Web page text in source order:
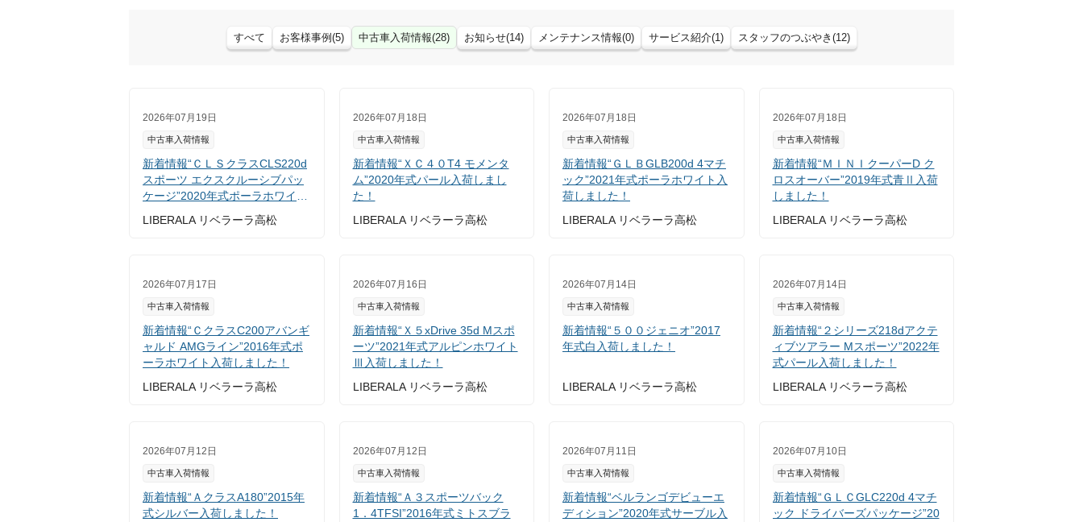
すべて お客様事例 (5) 中古車入荷情報(28) お知らせ(14) メンテナンス情報(0) サービス紹介(1) スタッフのつぶやき (12)
2026年07月19日
中古車入荷情報
新着情報“ＣＬＳクラスCLS220d
スポーツ エクスクルーシブパッ
ケージ”2020年式ポーラホワイト
LIBERALA リベラーラ高松
2026年07月18日
中古車入荷情報
新着情報“ＸＣ４０T4 モメンタ
ム”2020年式パール入荷しまし
た！
LIBERALA リベラーラ高松
2026年07月18日
中古車入荷情報
新着情報“ＧＬＢGLB200d 4マチ
ック”2021年式ポーラホワイト入
荷しました！
LIBERALA リベラーラ高松
2026年07月18日
中古車入荷情報
新着情報“ＭＩＮＩクーパーD ク
ロスオーバー”2019年式青Ⅱ入荷
しました！
LIBERALA リベラーラ高松
2026年07月17日
中古車入荷情報
新着情報“ＣクラスC200アバンギ
ャルド AMGライン”2016年式ポ
ーラホワイト入荷しました！
LIBERALA リベラーラ高松
2026年07月16日
中古車入荷情報
新着情報“Ｘ５xDrive 35d Mスポ
ーツ”2021年式アルピンホワイト
Ⅲ入荷しました！
LIBERALA リベラーラ高松
2026年07月14日
中古車入荷情報
新着情報“５００ジェニオ”2017
年式白入荷しました！
LIBERALA リベラーラ高松
2026年07月14日
中古車入荷情報
新着情報“２シリーズ218dアクテ
ィブツアラー Mスポーツ”2022年
式パール入荷しました！
LIBERALA リベラーラ高松
2026年07月12日
中古車入荷情報
新着情報“ＡクラスA180”2015年
式シルバー入荷しました！
2026年07月12日
中古車入荷情報
新着情報“Ａ３スポーツバック
1．4TFSI”2016年式ミトスブラ
2026年07月11日
中古車入荷情報
新着情報“ベルランゴデビューエ
ディション”2020年式サーブル入
2026年07月10日
中古車入荷情報
新着情報“ＧＬＣGLC220d 4マチ
ック ドライバーズパッケージ”20